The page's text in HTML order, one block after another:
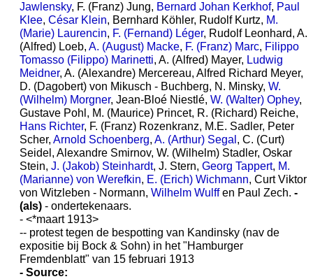
Jawlensky, F. (Franz) Jung, Bernard Johan Kerkhof, Paul
Klee, César Klein, Bernhard Köhler, Rudolf Kurtz, M.
(Marie) Laurencin, F. (Fernand) Léger, Rudolf Leonhard, A.
(Alfred) Loeb, A. (August) Macke, F. (Franz) Marc, Filippo
Tomasso (Filippo) Marinetti, A. (Alfred) Mayer, Ludwig
Meidner, A. (Alexandre) Mercereau, Alfred Richard Meyer,
D. (Dagobert) von Mikusch - Buchberg, N. Minsky, W.
(Wilhelm) Morgner, Jean-Bloé Niestlé, W. (Walter) Ophey,
Gustave Pohl, M. (Maurice) Princet, R. (Richard) Reiche,
Hans Richter, F. (Franz) Rozenkranz, M.E. Sadler, Peter
Scher, Arnold Schoenberg, A. (Arthur) Segal , C. (Curt)
Seidel, Alexandre Smirnov, W. (Wilhelm) Stadler, Oskar
Stein, J. (Jakob) Steinhardt, J. Stern, Georg Tappert, M.
(Marianne) von Werefkin, E. (Erich) Wichmann, Curt Viktor
von Witzleben - Normann, Wilhelm Wulffen Paul Zech. -
(als) - ondertekenaars.
- <*maart 1913>
-- protest tegen de bespotting van Kandinsky (nav de
expositie bij Bock & Sohn) in het "Hamburger
Fremdenblatt" van 15 februari 1913
- Source: